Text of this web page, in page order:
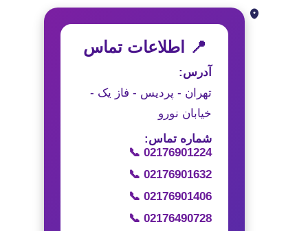
📍 اطلاعات تماس
آدرس:
تهران - پردیس - فاز یک -
خیابان نورو
شماره تماس:
📞 02176901224
📞 02176901632
📞 02176901406
📞 02176490728